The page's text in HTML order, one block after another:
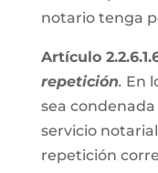
notario tenga
Artículo
repetición. En
sea
servicio
repetición